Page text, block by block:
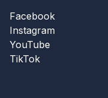
Facebook
Instagram
YouTube
TikTok